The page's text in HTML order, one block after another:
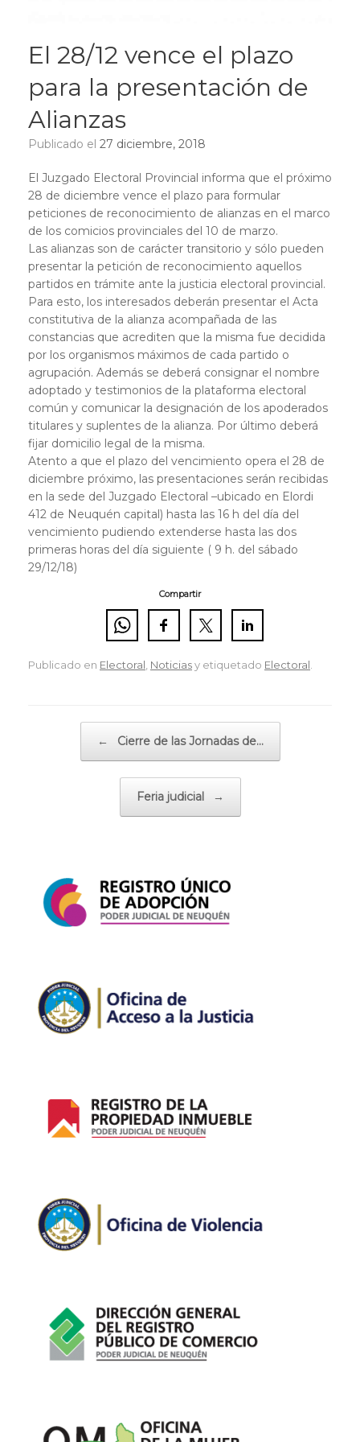
El 28/12 vence el plazo
para la presentación de
Alianzas
Publicado el 27 diciembre, 2018
El Juzgado Electoral Provincial informa que el próximo
28 de diciembre vence el plazo para formular
peticiones de reconocimiento de alianzas en el marco
de los comicios provinciales del 10 de marzo.
Las alianzas son de carácter transitorio y sólo pueden
presentar la petición de reconocimiento aquellos
partidos en trámite ante la justicia electoral provincial.
Para esto, los interesados deberán presentar el Acta
constitutiva de la alianza acompañada de las
constancias que acrediten que la misma fue decidida
por los organismos máximos de cada partido o
agrupación. Además se deberá consignar el nombre
adoptado y testimonios de la plataforma electoral
común y comunicar la designación de los apoderados
titulares y suplentes de la alianza. Por último deberá
fijar domicilio legal de la misma.
Atento a que el plazo del vencimiento opera el 28 de
diciembre próximo, las presentaciones serán recibidas
en la sede del Juzgado Electoral –ubicado en Elordi
412 de Neuquén capital) hasta las 16 h del día del
vencimiento pudiendo extenderse hasta las dos
primeras horas del día siguiente ( 9 h. del sábado
29/12/18)
Compartir
Publicado en Electoral Noticiasy etiquetado Electoral
← Cierre de las Jornadas de…
Feria judicial →